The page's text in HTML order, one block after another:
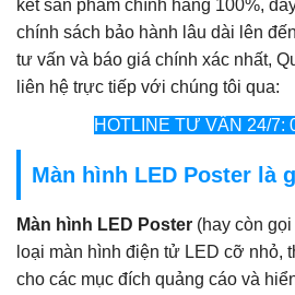
kết sản phẩm chính hãng 100%,
chính sách bảo hành lâu dài lên
tư vấn và báo giá chính xác nhất,
liên hệ trực tiếp với chúng tôi qua:
HOTLINE TƯ VẤN 24/7:
Màn hình LED Poster là
Màn hình LED Poster (hay còn gọi
loại màn hình điện tử LED cỡ
cho các mục đích quảng cáo và